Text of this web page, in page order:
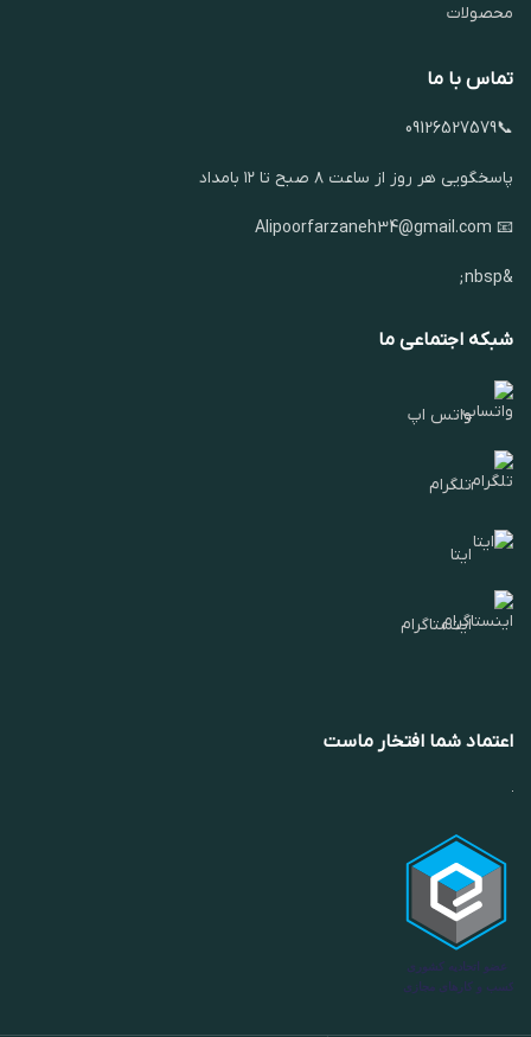
محصولات
تماس با ما
📞09126527579
پاسخگویی هر روز از ساعت ۸ صبح تا ۱۲ بامداد
📧 Alipoorfarzaneh34@gmail.com
&nbsp;
شبکه اجتماعی ما
واتس اپ
تلگرام
ایتا
اینستاگرام
اعتماد شما افتخار ماست